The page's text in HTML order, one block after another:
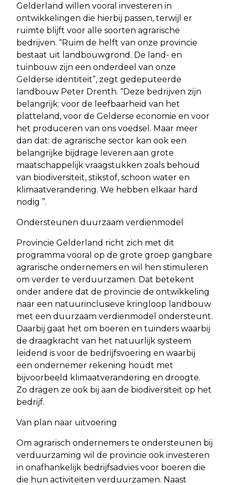
Gelderland willen vooral investeren in
ontwikkelingen die hierbij passen, terwijl er
ruimte blijft voor alle soorten agrarische
bedrijven. “Ruim de helft van onze provincie
bestaat uit landbouwgrond. De land- en
tuinbouw zijn een onderdeel van onze
Gelderse identiteit”, zegt gedeputeerde
landbouw Peter Drenth. “Deze bedrijven zijn
belangrijk: voor de leefbaarheid van het
platteland, voor de Gelderse economie en voor
het produceren van ons voedsel. Maar meer
dan dat: de agrarische sector kan ook een
belangrijke bijdrage leveren aan grote
maatschappelijk vraagstukken zoals behoud
van biodiversiteit, stikstof, schoon water en
klimaatverandering. We hebben elkaar hard
nodig ”.
Ondersteunen duurzaam verdienmodel
Provincie Gelderland richt zich met dit
programma vooral op de grote groep gangbare
agrarische ondernemers en wil hen stimuleren
om verder te verduurzamen. Dat betekent
onder andere dat de provincie de ontwikkeling
naar een natuurinclusieve kringloop landbouw
met een duurzaam verdienmodel ondersteunt.
Daarbij gaat het om boeren en tuinders waarbij
de draagkracht van het natuurlijk systeem
leidend is voor de bedrijfsvoering en waarbij
een ondernemer rekening houdt met
bijvoorbeeld klimaatverandering en droogte.
Zo dragen ze ook bij aan de biodiversiteit op het
bedrijf.
Van plan naar uitvoering
Om agrarisch ondernemers te ondersteunen bij
verduurzaming wil de provincie ook investeren
in onafhankelijk bedrijfsadvies voor boeren die
die hun activiteiten verduurzamen. Naast